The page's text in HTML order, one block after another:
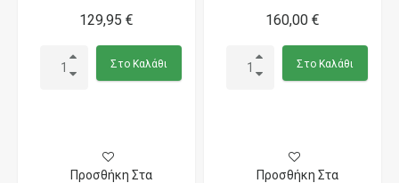
129,95 €
Στο Καλάθι
Προσθήκη Στα
160,00 €
Στο Καλάθι
Προσθήκη Στα